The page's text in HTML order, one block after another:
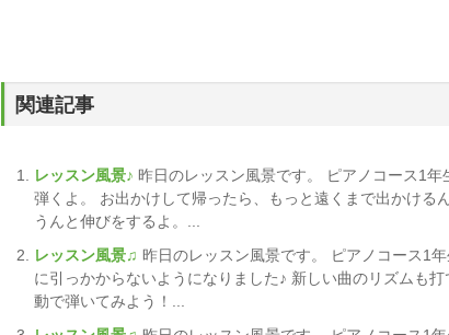
関連記事
レッスン風景♪ 昨日のレッスン風景です。 ピアノコース1
弾くよ。 お出かけして帰ったら、もっと遠くまで出かける
うんと伸びをするよ。...
レッスン風景♫ 昨日のレッスン風景です。 ピアノコース1
に引っかからないようになりました♪ 新しい曲のリズムも
動で弾いてみよう！...